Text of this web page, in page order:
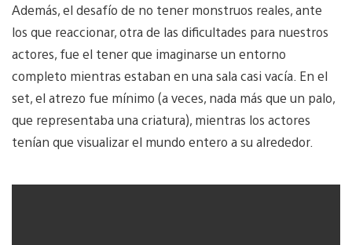
Además, el desafío de no tener monstruos reales, ante
los que reaccionar, otra de las dificultades para nuestros
actores, fue el tener que imaginarse un entorno
completo mientras estaban en una sala casi vacía. En el
set, el atrezo fue mínimo (a veces, nada más que un palo,
que representaba una criatura), mientras los actores
tenían que visualizar el mundo entero a su alrededor.